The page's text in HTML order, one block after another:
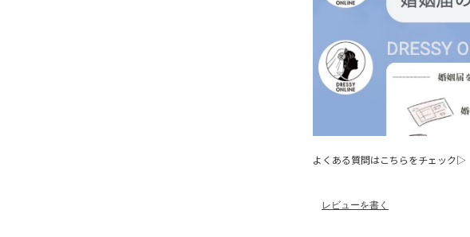
よくある質問はこちらをチェック▷
レビューを書く